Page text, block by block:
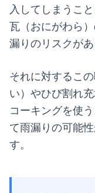
入してしまうこ
瓦（おにがわら
漏りのリスクがあ
それに対するこ
い）やひび割れ
コーキングを使
て雨漏りの可能
す。